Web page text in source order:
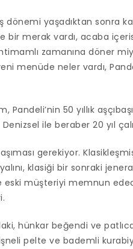
yaşadıktan sonra
bir merak vardı, acaba
zamanına döner
menüde neler vardı,
50 yıllık
ile beraber 20 yıl
gerekiyor.
klasiği bir sonraki
eski müşteriyi memnun
hünkar beğendi ve
pelte ve bademli